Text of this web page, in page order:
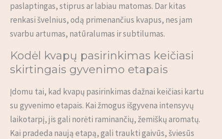
paslaptingas, stiprus ar labiau matomas. Dar kitas
renkasi švelnius, odą primenančius kvapus, nes jam
svarbu artumas, natūralumas ir subtilumas.
Kodėl kvapų pasirinkimas keičiasi
skirtingais gyvenimo etapais
Įdomu tai, kad kvapų pasirinkimas dažnai keičiasi kartu
su gyvenimo etapais. Kai žmogus išgyvena intensyvų
laikotarpį, jis gali norėti raminančių, žemiškų aromatų.
Kai pradeda naują etapą, gali traukti gaivūs, šviesūs